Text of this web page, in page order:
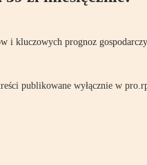
i kluczowych prognoz
publikowane wyłącznie w